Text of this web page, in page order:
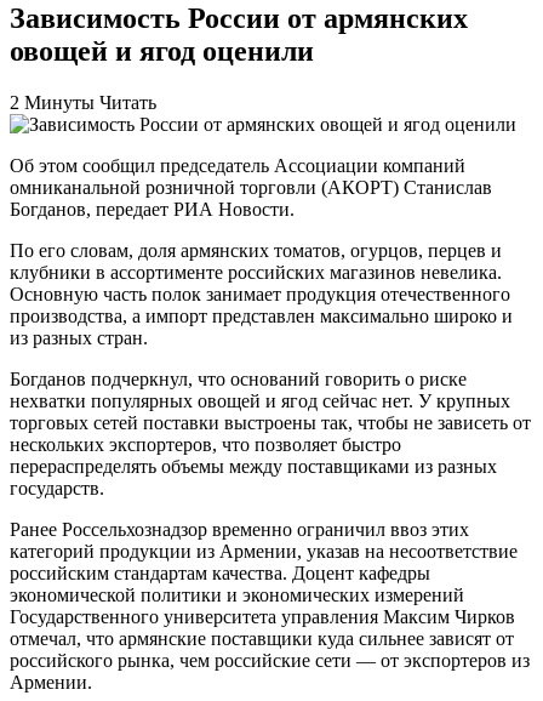
Зависимость России от армянских
овощей и ягод оценили
2 Минуты Читать
Об этом сообщил председатель Ассоциации компаний
омниканальной розничной торговли (АКОРТ) Станислав
Богданов, передает РИА Новости.
По его словам, доля армянских томатов, огурцов, перцев и
клубники в ассортименте российских магазинов невелика.
Основную часть полок занимает продукция отечественного
производства, а импорт представлен максимально широко и
из разных стран.
Богданов подчеркнул, что оснований говорить о риске
нехватки популярных овощей и ягод сейчас нет. У крупных
торговых сетей поставки выстроены так, чтобы не зависеть от
нескольких экспортеров, что позволяет быстро
перераспределять объемы между поставщиками из разных
государств.
Ранее Россельхознадзор временно ограничил ввоз этих
категорий продукции из Армении, указав на несоответствие
российским стандартам качества. Доцент кафедры
экономической политики и экономических измерений
Государственного университета управления Максим Чирков
отмечал, что армянские поставщики куда сильнее зависят от
российского рынка, чем российские сети — от экспортеров из
Армении.